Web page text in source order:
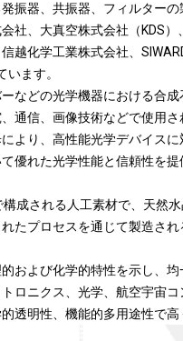
振器、共振器、フィルター
社、大真空株式会社（KDS
越化学工業株式会社、
ます。
などの光学機器における合
通信、画像技術などで使用
より、高性能光学デバイス
優れた光学性能と信頼性を
成される人工素材で、天然
たプロセスを通じて製造さ
および化学的特性を示し、
ロニクス、光学、航空宇宙
透明性、機能的多用途性で高